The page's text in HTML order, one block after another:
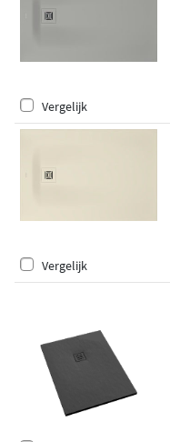
Vergelijk
Vergelijk